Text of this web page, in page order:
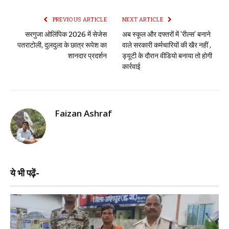
PREVIOUS ARTICLE
सरगुजा ओलिंपिक 2026 में सेजेस
पतराटोली, दुलदुला के छात्र रूपेश का
शानदार प्रदर्शन
NEXT ARTICLE
अब स्कूल और दफ्तरों में ‘रील्स’ बनाने
वाले सरकारी कर्मचारियों की खैर नहीं ,
ड्यूटी के दौरान वीडियो बनाया तो होगी
कार्रवाई
Faizan Ashraf
ये भी पढ़ें-